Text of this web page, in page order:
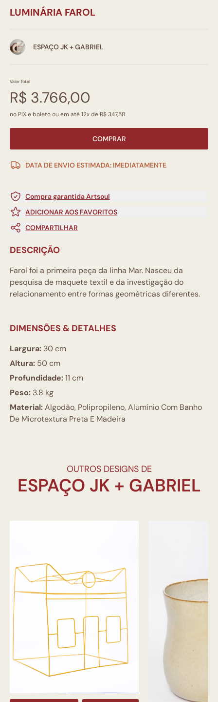
LUMINÁRIA FAROL
ESPAÇO JK + GABRIEL
Valor Total
R$ 3.766,00
no PIX e boleto ou em até 12x de R$ 347,58
COMPRAR
DATA DE ENVIO ESTIMADA: IMEDIATAMENTE
Compra garantida Artsoul
ADICIONAR AOS FAVORITOS
COMPARTILHAR
DESCRIÇÃO
Farol foi a primeira peça da linha Mar. Nasceu da
pesquisa de maquete textil e da investigação do
relacionamento entre formas geométricas diferentes.
DIMENSÕES & DETALHES
Largura: 30 cm
Altura: 50 cm
Profundidade:11 cm
Peso: 3.8 kg
Material:Algodão, Polipropileno, Alumínio Com Banho
De Microtextura Preta E Madeira
OUTROS DESIGNS DE